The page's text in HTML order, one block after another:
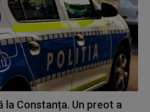
la Constanța. Un preot a